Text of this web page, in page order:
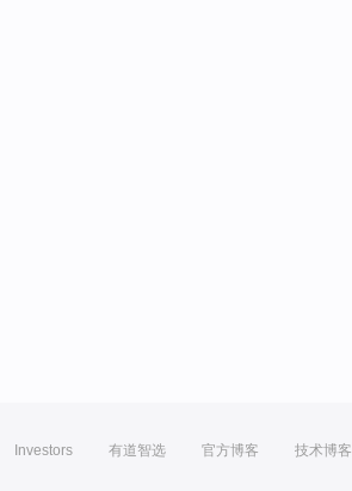
Investors 有道智选 官方博客 技术博客